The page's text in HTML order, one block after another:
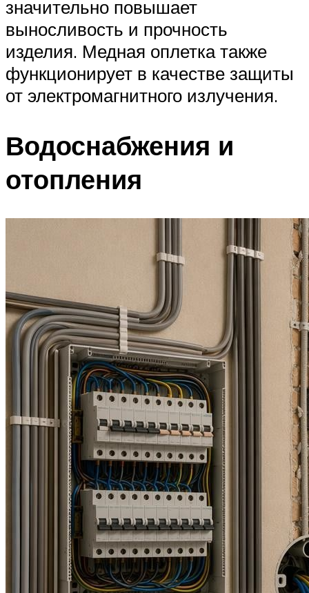
значительно повышает
выносливость и прочность
изделия. Медная оплетка также
функционирует в качестве защиты
от электромагнитного излучения.
Водоснабжения и
отопления